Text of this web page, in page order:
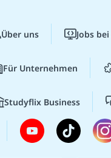
Über uns Jobs
Für Unternehmen
Studyflix Business